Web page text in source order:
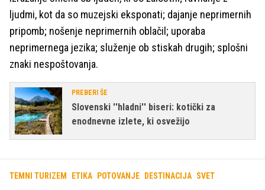
ljudmi, kot da so muzejski eksponati; dajanje neprimernih
pripomb; nošenje neprimernih oblačil; uporaba
neprimernega jezika; služenje ob stiskah drugih; splošni
znaki nespoštovanja.
PREBERI ŠE
Slovenski ''hladni'' biseri: kotički za
enodnevne izlete, ki osvežijo
TEMNI TURIZEM ETIKA POTOVANJE DESTINACIJA SVET